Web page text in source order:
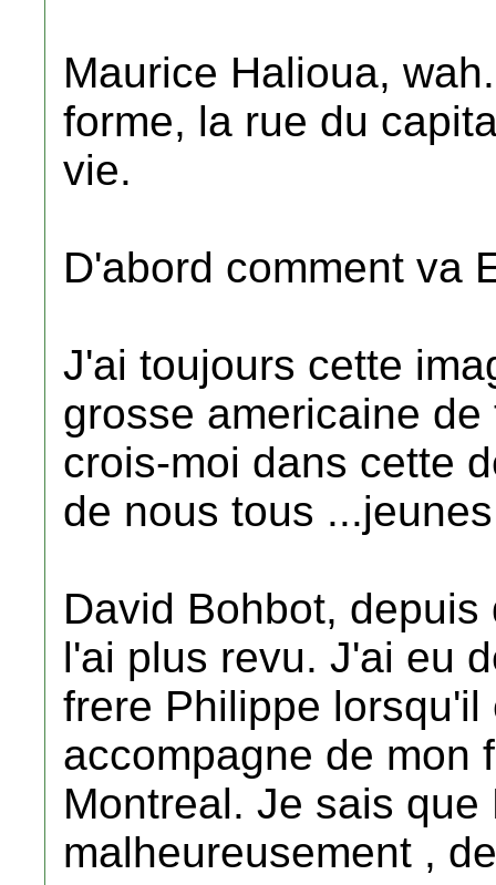
Maurice Halioua,
forme, la rue du
vie.
D'abord comment va
J'ai toujours cette
grosse americaine
crois-moi dans cette
de nous tous
David Bohbot,
l'ai plus revu. J'ai eu
frere Philippe
accompagne de mon
Montreal. Je sais
malheureusement ,